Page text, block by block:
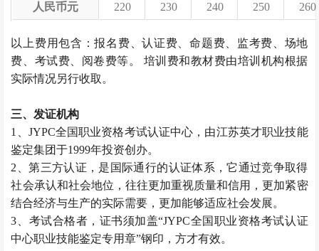
人民币元 220 230 240 250 260
以上费用包含：报名费、认证费、命题费、监考费、场地
费、考试费、阅卷费等。 培训费和教材费由培训机构根据
实际情况另行收取。
三、发证机构
1、JYPC全国职业资格考试认证中心，由江苏英才职业技能
鉴定集团于1999年投资创办。
2、第三方认证，是国际通行的认证体系，它通过竞争取得
社会承认和社会地位，往往更加重视质量和信用，更加紧密
结合经济与生产的实际需要，更加能够适应社会发展。
3、考试合格者，证书须加盖“JYPC全国职业资格考试认证
中心职业技能鉴定专用章”钢印，方才有效。